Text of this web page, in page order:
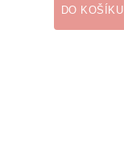
DO KOŠÍKU